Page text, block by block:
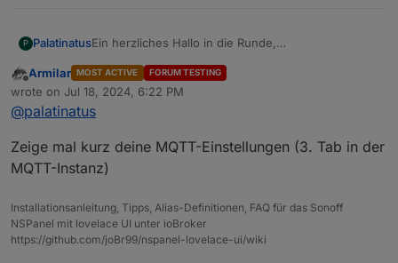
P PalatinatusEin herzliches Hallo in die Runde,
Navigation durch die Seiten des Panels mit den
Symbolen Pfeil Rechts, Links nicht im Kreis läuft.
Auch lösen die optionalen Seitenparameter
und
'next': 'Page'
das Problem nicht.
v4.3.3.43 zur Steuerung des SONOFF NSPanel
benutzt, mitlerweile TypeScript v4.4.0.1 .
Ich habe zwei Seiten. Aus dem Screensaver
Offline
Armilar MOST ACTIVE FORUM TESTING
wrote on Jul 18, 2024, 6:22 PM
last edited by
@palatinatus
Zeige mal kurz deine MQTT-Einstellungen (3. Tab in der
MQTT-Instanz)
Installationsanleitung, Tipps, Alias-Definitionen, FAQ für das Sonoff
NSPanel mit lovelace UI unter ioBroker
https://github.com/joBr99/nspanel-lovelace-ui/wiki